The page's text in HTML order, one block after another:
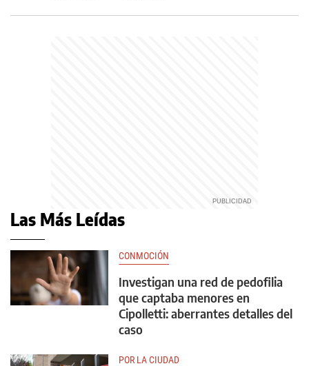
Las Más Leídas
CONMOCIÓN
Investigan una red de pedofilia
que captaba menores en
Cipolletti: aberrantes detalles del
caso
POR LA CIUDAD